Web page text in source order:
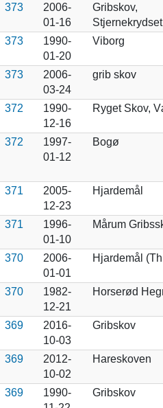
373
2006-
01-16
Gribskov,
Stjernekrydset
373
1990-
01-20
Viborg
373
2006-
03-24
grib skov
372
1990-
12-16
Ryget Skov,
372
1997-
01-12
Bogø
371
2005-
12-23
Hjardemål
371
1996-
01-10
Mårum
370
2006-
01-01
Hjardemål
370
1982-
12-21
Horserød
369
2016-
10-03
Gribskov
369
2012-
10-02
Hareskoven
369
1990-
Gribskov